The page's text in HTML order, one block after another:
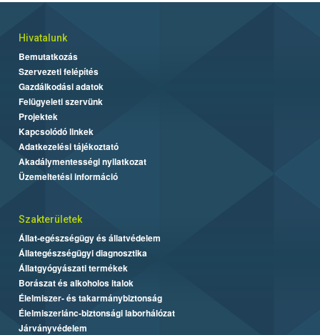
Hivatalunk
Bemutatkozás
Szervezeti felépítés
Gazdálkodási adatok
Felügyeleti szervünk
Projektek
Kapcsolódó linkek
Adatkezelési tájékoztató
Akadálymentességi nyilatkozat
Üzemeltetési információ
Szakterületek
Állat-egészségügy és állatvédelem
Állategészségügyi diagnosztika
Állatgyógyászati termékek
Borászat és alkoholos italok
Élelmiszer- és takarmánybiztonság
Élelmiszerlánc-biztonsági laborhálózat
Járványvédelem